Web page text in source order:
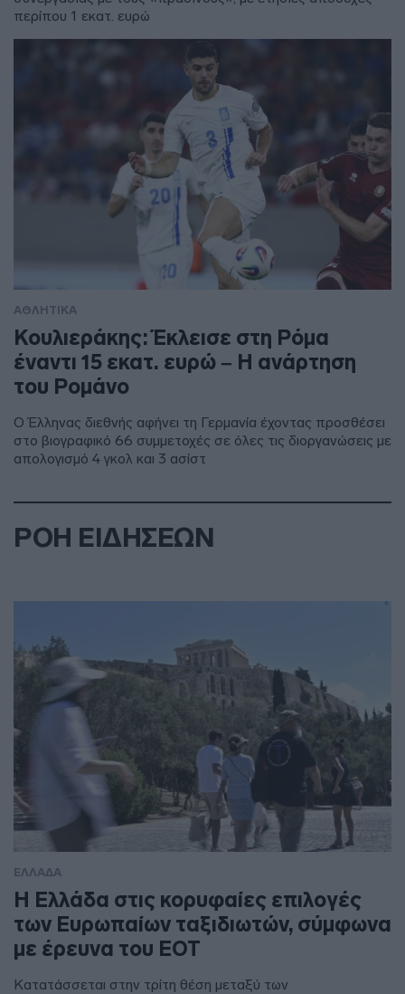
περίπου 1 εκατ. ευρώ
ΑΘΛΗΤΙΚΑ
Κουλιεράκης: Έκλεισε στη Ρόμα
έναντι 15 εκατ. ευρώ – Η ανάρτηση
του Ρομάνο
Ο Έλληνας διεθνής αφήνει τη Γερμανία έχοντας προσθέσει
στο βιογραφικό 66 συμμετοχές σε όλες τις διοργανώσεις με
απολογισμό 4 γκολ και 3 ασίστ
ΡΟΗ ΕΙΔΗΣΕΩΝ
ΕΛΛΑΔΑ
Η Ελλάδα στις κορυφαίες επιλογές
των Ευρωπαίων ταξιδιωτών, σύμφωνα
με έρευνα του ΕΟΤ
Κατατάσσεται στην τρίτη θέση μεταξύ των